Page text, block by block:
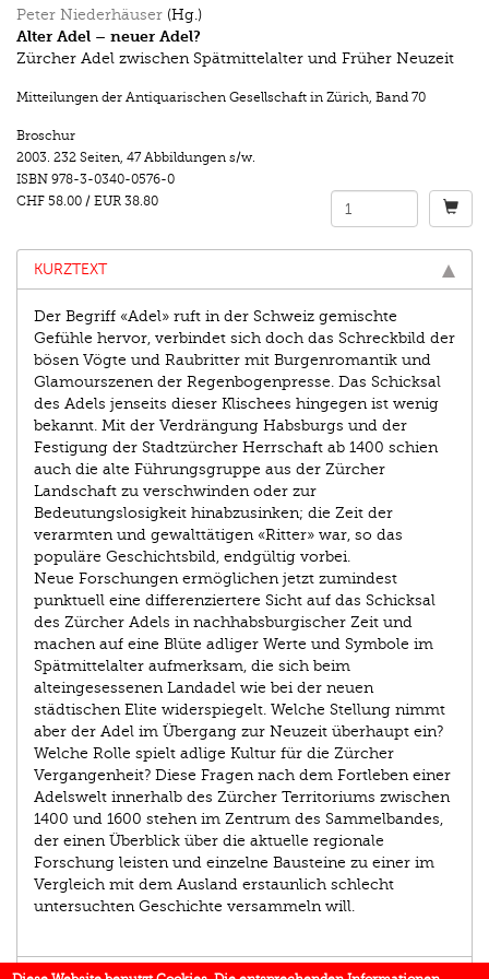
Peter Niederhäuser (Hg.)
Alter Adel – neuer Adel?
Zürcher Adel zwischen Spätmittelalter und Früher Neuzeit
Mitteilungen der Antiquarischen Gesellschaft in Zürich, Band 70
Broschur
2003. 232 Seiten, 47 Abbildungen s/w.
ISBN 978-3-0340-0576-0
CHF 58.00 / EUR 38.80
KURZTEXT
Der Begriff «Adel» ruft in der Schweiz gemischte
Gefühle hervor, verbindet sich doch das Schreckbild der
bösen Vögte und Raubritter mit Burgenromantik und
Glamourszenen der Regenbogenpresse. Das Schicksal
des Adels jenseits dieser Klischees hingegen ist wenig
bekannt. Mit der Verdrängung Habsburgs und der
Festigung der Stadtzürcher Herrschaft ab 1400 schien
auch die alte Führungsgruppe aus der Zürcher
Landschaft zu verschwinden oder zur
Bedeutungslosigkeit hinabzusinken; die Zeit der
verarmten und gewalttätigen «Ritter» war, so das
populäre Geschichtsbild, endgültig vorbei.
Neue Forschungen ermöglichen jetzt zumindest
punktuell eine differenziertere Sicht auf das Schicksal
des Zürcher Adels in nachhabsburgischer Zeit und
machen auf eine Blüte adliger Werte und Symbole im
Spätmittelalter aufmerksam, die sich beim
alteingesessenen Landadel wie bei der neuen
städtischen Elite widerspiegelt. Welche Stellung nimmt
aber der Adel im Übergang zur Neuzeit überhaupt ein?
Welche Rolle spielt adlige Kultur für die Zürcher
Vergangenheit? Diese Fragen nach dem Fortleben einer
Adelswelt innerhalb des Zürcher Territoriums zwischen
1400 und 1600 stehen im Zentrum des Sammelbandes,
der einen Überblick über die aktuelle regionale
Forschung leisten und einzelne Bausteine zu einer im
Vergleich mit dem Ausland erstaunlich schlecht
untersuchten Geschichte versammeln will.